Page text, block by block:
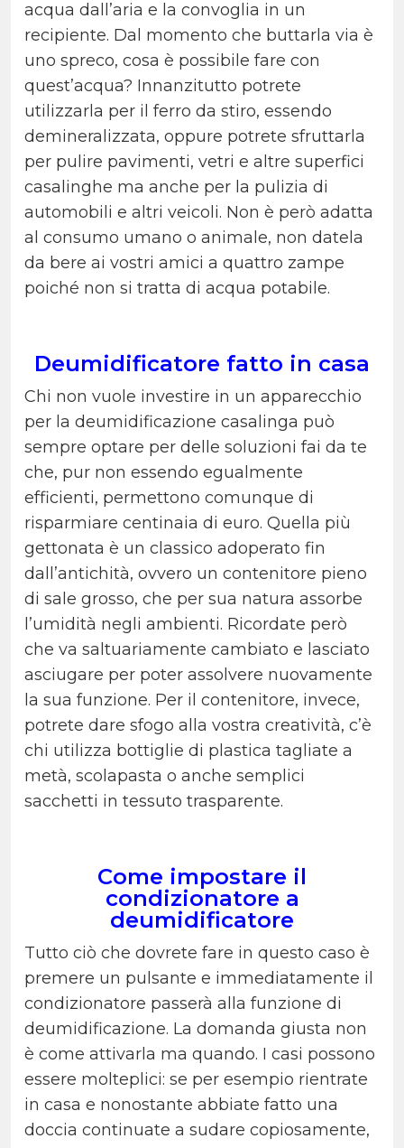
acqua dall’aria e la convoglia in un
recipiente. Dal momento che buttarla via è
uno spreco, cosa è possibile fare con
quest’acqua? Innanzitutto potrete
utilizzarla per il ferro da stiro, essendo
demineralizzata, oppure potrete sfruttarla
per pulire pavimenti, vetri e altre superfici
casalinghe ma anche per la pulizia di
automobili e altri veicoli. Non è però adatta
al consumo umano o animale, non datela
da bere ai vostri amici a quattro zampe
poiché non si tratta di acqua potabile.
Deumidificatore fatto in casa
Chi non vuole investire in un apparecchio
per la deumidificazione casalinga può
sempre optare per delle soluzioni fai da te
che, pur non essendo egualmente
efficienti, permettono comunque di
risparmiare centinaia di euro. Quella più
gettonata è un classico adoperato fin
dall’antichità, ovvero un contenitore pieno
di sale grosso, che per sua natura assorbe
l’umidità negli ambienti. Ricordate però
che va saltuariamente cambiato e lasciato
asciugare per poter assolvere nuovamente
la sua funzione. Per il contenitore, invece,
potrete dare sfogo alla vostra creatività, c’è
chi utilizza bottiglie di plastica tagliate a
metà, scolapasta o anche semplici
sacchetti in tessuto trasparente.
Come impostare il
condizionatore a
deumidificatore
Tutto ciò che dovrete fare in questo caso è
premere un pulsante e immediatamente il
condizionatore passerà alla funzione di
deumidificazione. La domanda giusta non
è come attivarla ma quando. I casi possono
essere molteplici: se per esempio rientrate
in casa e nonostante abbiate fatto una
doccia continuate a sudare copiosamente,